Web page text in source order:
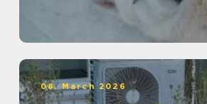
08. March 2026